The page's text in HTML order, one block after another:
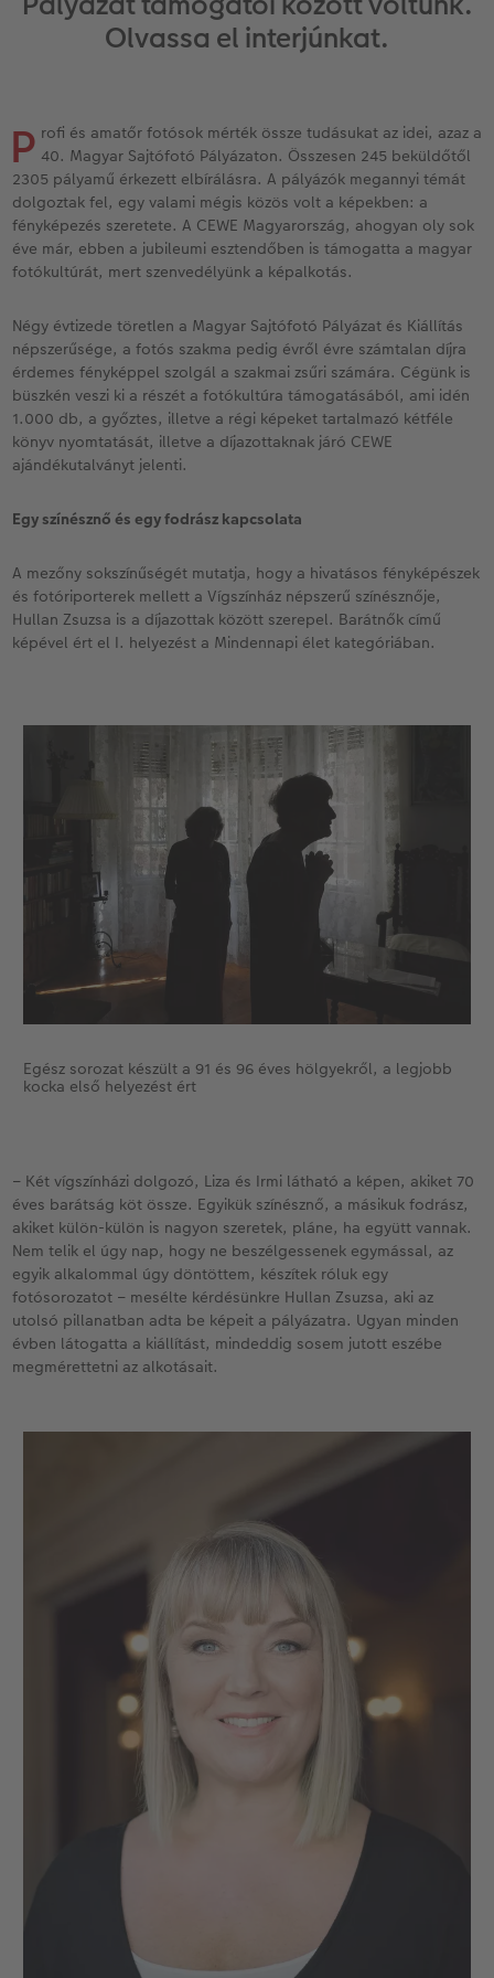
Vásárlói mintakönyvek
Art Collection CEWE FOTÓKÖNYV
Kiegészítők
CEWE myPhotos
Matt Prints
Art Prints
Fotókidolgozás normál
Fényképtároló dobozok
Fotócsomagok
Fotómatrica
Azonnali fotókidolgozás
CEWE myPhotos
Direkt nyomtatású alufotó
Esküvői köszöntő tábla
Poszterléc
Hexxas
Fafotó
Többrészes fali dekoráció
Fotókollázsok
Kiegészítők
CEWE myPhotos
Üdvözlőkártyák
Fényképes ajándékdobozok
Textíliák
Art Prints
Fényképes naptárak
CEWE FOTÓKÖNYV Kids
CEWE myPhotos
Kiegészítők
CEWE PHOTO AWARD FOTÓPÁLYÁZAT
Híreink
CEWE sztorik
Egyedi ajándékötletek
Ajándékötletek szeretteinek
Utazás
Esküvő
Olvassa el interjúnkat.
P rofi és amatőr fotósok mérték össze tudásukat az idei, azaz a
40. Magyar Sajtófotó Pályázaton. Összesen 245 beküldőtől
2305 pályamű érkezett elbírálásra. A pályázók megannyi témát
dolgoztak fel, egy valami mégis közös volt a képekben: a
fényképezés szeretete. A CEWE Magyarország, ahogyan oly sok
éve már, ebben a jubileumi esztendőben is támogatta a magyar
fotókultúrát, mert szenvedélyünk a képalkotás.
Négy évtizede töretlen a Magyar Sajtófotó Pályázat és Kiállítás
népszerűsége, a fotós szakma pedig évről évre számtalan díjra
érdemes fényképpel szolgál a szakmai zsűri számára. Cégünk is
büszkén veszi ki a részét a fotókultúra támogatásából, ami idén
1.000 db, a győztes, illetve a régi képeket tartalmazó kétféle
könyv nyomtatását, illetve a díjazottaknak járó CEWE
ajándékutalványt jelenti.
Egy színésznő és egy fodrász kapcsolata
A mezőny sokszínűségét mutatja, hogy a hivatásos fényképészek
és fotóriporterek mellett a Vígszínház népszerű színésznője,
Hullan Zsuzsa is a díjazottak között szerepel. Barátnők című
képével ért el I. helyezést a Mindennapi élet kategóriában.
Egész sorozat készült a 91 és 96 éves hölgyekről, a legjobb
kocka első helyezést ért
– Két vígszínházi dolgozó, Liza és Irmi látható a képen, akiket 70
éves barátság köt össze. Egyikük színésznő, a másikuk fodrász,
akiket külön-külön is nagyon szeretek, pláne, ha együtt vannak.
Nem telik el úgy nap, hogy ne beszélgessenek egymással, az
egyik alkalommal úgy döntöttem, készítek róluk egy
fotósorozatot – mesélte kérdésünkre Hullan Zsuzsa, aki az
utolsó pillanatban adta be képeit a pályázatra. Ugyan minden
évben látogatta a kiállítást, mindeddig sosem jutott eszébe
megmérettetni az alkotásait.